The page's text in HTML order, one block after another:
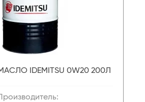
IDEMITSU 0W20 200Л